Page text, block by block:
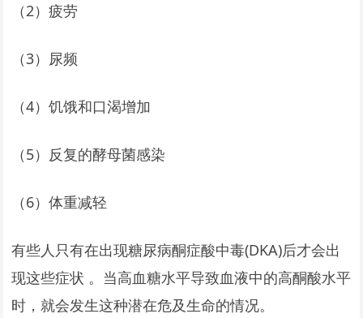
（2）疲劳
（3）尿频
（4）饥饿和口渴增加
（5）反复的酵母菌感染
（6）体重减轻
有些人只有在出现糖尿病酮症酸中毒(DKA)后才会出
现这些症状 。当高血糖水平导致血液中的高酮酸水平
时，就会发生这种潜在危及生命的情况。